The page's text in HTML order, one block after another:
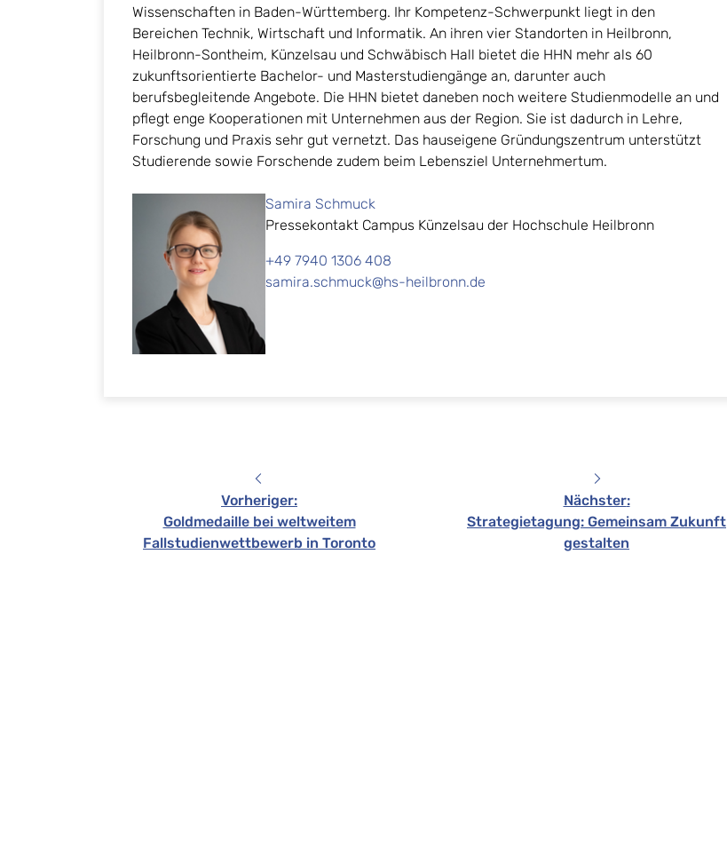
Wissenschaften in Baden-Württemberg. Ihr Kompetenz-Schwerpunkt liegt in den
Bereichen Technik, Wirtschaft und Informatik. An ihren vier Standorten in Heilbronn,
Heilbronn-Sontheim, Künzelsau und Schwäbisch Hall bietet die HHN mehr als 60
zukunftsorientierte Bachelor- und Masterstudiengänge an, darunter auch
berufsbegleitende Angebote. Die HHN bietet daneben noch weitere Studienmodelle an und
pflegt enge Kooperationen mit Unternehmen aus der Region. Sie ist dadurch in Lehre,
Forschung und Praxis sehr gut vernetzt. Das hauseigene Gründungszentrum unterstützt
Studierende sowie Forschende zudem beim Lebensziel Unternehmertum.
Samira Schmuck
Pressekontakt Campus Künzelsau der Hochschule Heilbronn
+49 7940 1306 408
samira.schmuck@hs-heilbronn.de
Vorheriger:
Goldmedaille bei weltweitem
Fallstudienwettbewerb in Toronto
Nächster:
Strategietagung: Gemeinsam Zukunft
gestalten